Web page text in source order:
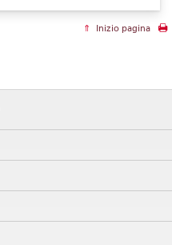
Inizio pagina